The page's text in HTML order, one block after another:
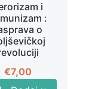
i
:
o
€7,00